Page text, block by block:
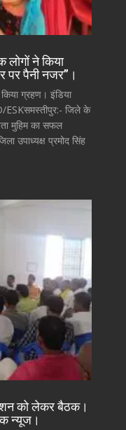
ने किया
पर पैनी नजर”।
ग्रहण। इंडिया
ESKसमस्तीपुर:- जिले के
मुहिम का सफल
उपाध्यक्ष प्रमोद सिंह
को लेकर बैठक।
न्यूज।